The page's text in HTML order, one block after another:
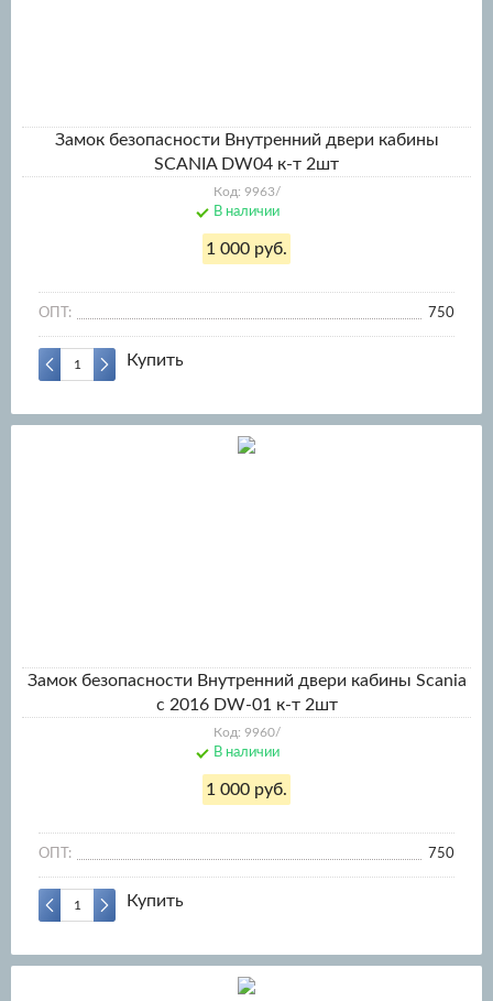
Замок безопасности Внутренний двери кабины
SCANIA DW04 к-т 2шт
Код: 9963/
В наличии
1 000 руб.
ОПТ: 750
Купить
Замок безопасности Внутренний двери кабины Scаnia
c 2016 DW-01 к-т 2шт
Код: 9960/
В наличии
1 000 руб.
ОПТ: 750
Купить